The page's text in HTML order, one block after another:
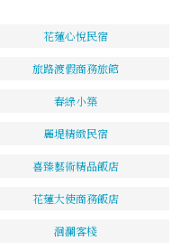
花蓮心悅民宿
旅路渡假商務旅館
春綠小築
麗堤精緻民宿
喜臻藝術精品飯店
花蓮大使商務飯店
洄瀾客棧